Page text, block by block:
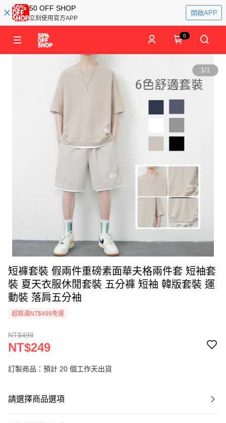
50 OFF SHOP
立刻使用官方APP
開啟APP
0
1/1
短褲套裝 假兩件重磅素面華夫格兩件套 短袖套
裝 夏天衣服休閒套裝 五分褲 短袖 韓版套裝 運
動裝 落肩五分袖
超取滿NT$499免運
NT$498
NT$249
訂製商品：預計 20 個工作天出貨
請選擇商品選項